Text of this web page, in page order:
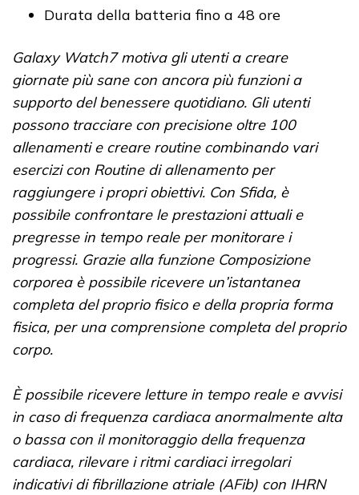
Durata della batteria fino a 48 ore
Galaxy Watch7 motiva gli utenti a creare
giornate più sane con ancora più funzioni a
supporto del benessere quotidiano. Gli utenti
possono tracciare con precisione oltre 100
allenamenti e creare routine combinando vari
esercizi con Routine di allenamento per
raggiungere i propri obiettivi. Con Sfida, è
possibile confrontare le prestazioni attuali e
pregresse in tempo reale per monitorare i
progressi. Grazie alla funzione Composizione
corporea è possibile ricevere un’istantanea
completa del proprio fisico e della propria forma
fisica, per una comprensione completa del proprio
corpo.
È possibile ricevere letture in tempo reale e avvisi
in caso di frequenza cardiaca anormalmente alta
o bassa con il monitoraggio della frequenza
cardiaca, rilevare i ritmi cardiaci irregolari
indicativi di fibrillazione atriale (AFib) con IHRN